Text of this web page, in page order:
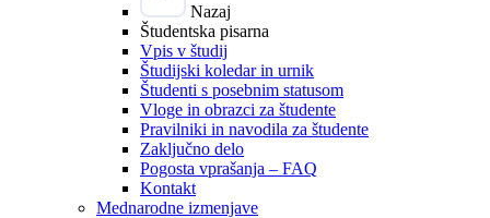
Nazaj
Študentska pisarna
Vpis v študij
Študijski koledar in urnik
Študenti s posebnim statusom
Vloge in obrazci za študente
Pravilniki in navodila za študente
Zaključno delo
Pogosta vprašanja – FAQ
Kontakt
Mednarodne izmenjave